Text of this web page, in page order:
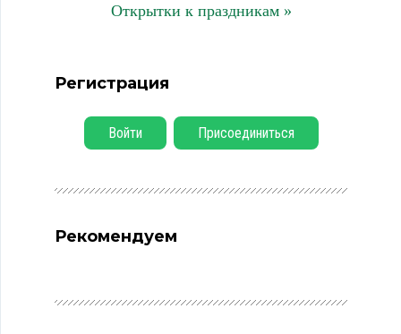
Открытки к праздникам »
Регистрация
Войти Присоединиться
Рекомендуем